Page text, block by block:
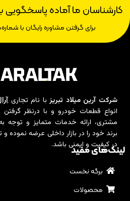
کارشناسان ما آماده
برای گرفتن مشاوره رایگان با
شرکت آرین میلاد تبریزبا نام تجاری
انواع قطعات خودرو و با درنظر
مشتری، ارائه خدمات متمایز و
برند خود را در بازار داخلی عرضه نموده
در کیفیت و ایمنی باشد.
لینک‌های مفید
برگه نخست
محصولات